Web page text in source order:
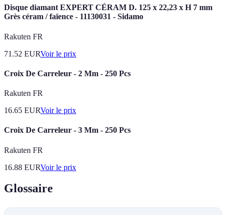
Disque diamant EXPERT CÉRAM D. 125 x 22,23 x H 7 mm
Grès céram / faïence - 11130031 - Sidamo
Rakuten FR
71.52 EURVoir le prix
Croix De Carreleur - 2 Mm - 250 Pcs
Rakuten FR
16.65 EURVoir le prix
Croix De Carreleur - 3 Mm - 250 Pcs
Rakuten FR
16.88 EURVoir le prix
Glossaire